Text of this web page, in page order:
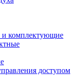
и комплектующие
доступом